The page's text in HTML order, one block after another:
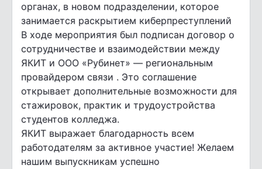
органах, в новом подразделении, которое
занимается раскрытием киберпреступлений
В ходе мероприятия был подписан договор о
сотрудничестве и взаимодействии между
ЯКИТ и ООО «Рубинет» — региональным
провайдером связи . Это соглашение
открывает дополнительные возможности для
стажировок, практик и трудоустройства
студентов колледжа.
ЯКИТ выражает благодарность всем
работодателям за активное участие! Желаем
нашим выпускникам успешно